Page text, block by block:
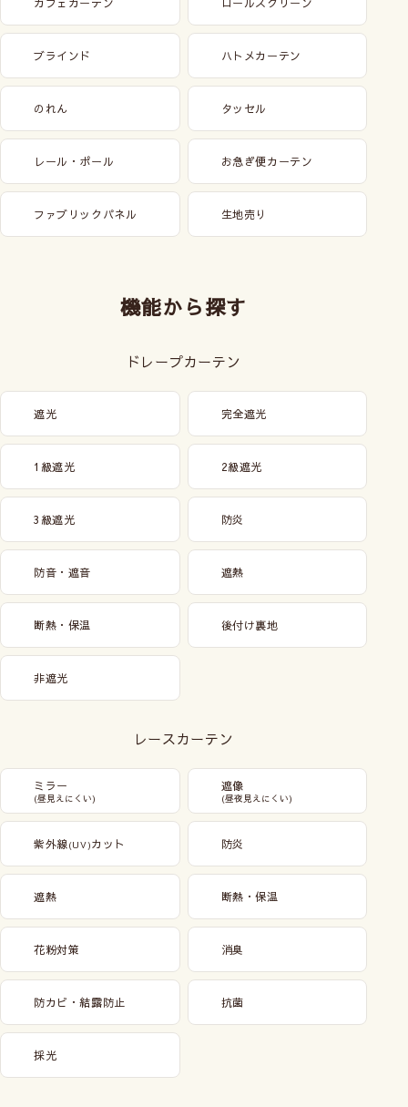
ブラインド ハトメカーテン
のれん タッセル
レール・ポール お急ぎ便カーテン
ファブリックパネル 生地売り
機能から探す
ドレープカーテン
遮光 完全遮光
1級遮光 2級遮光
3級遮光 防炎
防音・遮音 遮熱
断熱・保温 後付け裏地
非遮光
レースカーテン
ミラー
(昼見えにくい)
遮像
(昼夜見えにくい)
紫外線(UV)カット 防炎
遮熱 断熱・保温
花粉対策 消臭
防カビ・結露防止 抗菌
採光